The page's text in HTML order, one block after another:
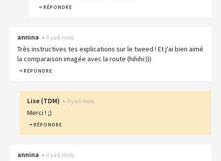
RÉPONDRE
annina • Il y a 6 mois
Très instructives tes explications sur le tweed ! Et j'ai bien aimé
la comparaison imagée avec la route (hihihi:)))
RÉPONDRE
Lise (TDM) • Il y a 6 mois
Merci ! ;)
RÉPONDRE
annina • Il y a 6 mois